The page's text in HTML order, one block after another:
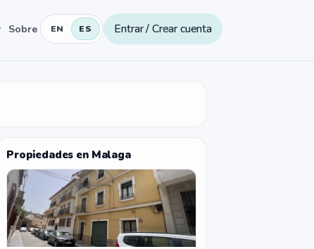
Sobre EN ES Entrar / Crear cuenta
Propiedades en Malaga